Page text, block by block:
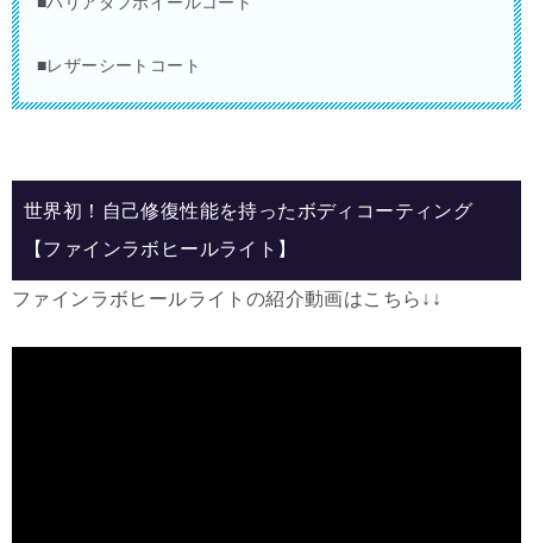
■レザーシートコート
世界初！自己修復性能を持ったボディコーティング
【ファインラボヒールライト】
ファインラボヒールライトの紹介動画はこちら↓↓